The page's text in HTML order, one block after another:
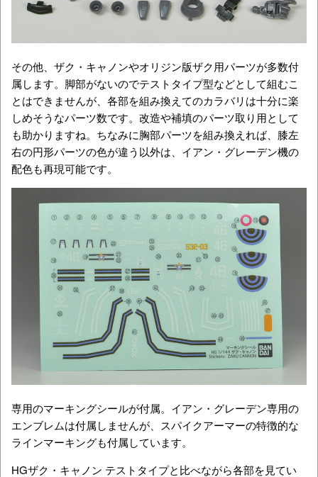
その他、ザク・キャノンやオリジン版ザク用パーツが多数付
属します。脚部がないのでテストタイプ型などとして組むこ
とはできませんが、各部を組み換えてのカラバリは十分に楽
しめそうなパーツ数です。改造や補填のパーツ取り用として
も助かりますね。ちなみに胸部パーツを組み換えれば、膝左
右の円形パーツの色が違う以外は、イアン・グレーデン機の
配色も再現可能です。
専用のマーキングシールが付属。イアン・グレーデン専用の
エンブレムは付属しませんが、スパイクアーマーの特徴的な
ラインマーキングも付属しています。
HGザク・キャノン テストタイプと比べながら各部を見てい